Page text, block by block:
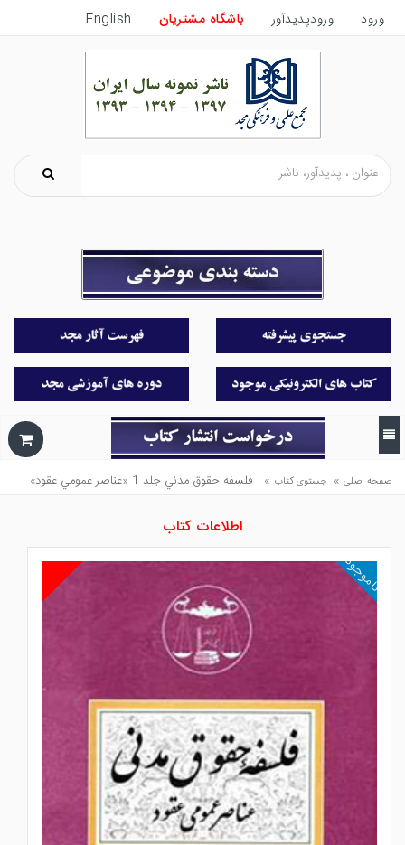
ورود ورودپدیدآور باشگاه مشتریان English
صفحه اصلی » جستوی کتاب » فلسفه حقوق مدني جلد 1 «عناصر عمومي عقود»
اطلاعات کتاب
ناموجود